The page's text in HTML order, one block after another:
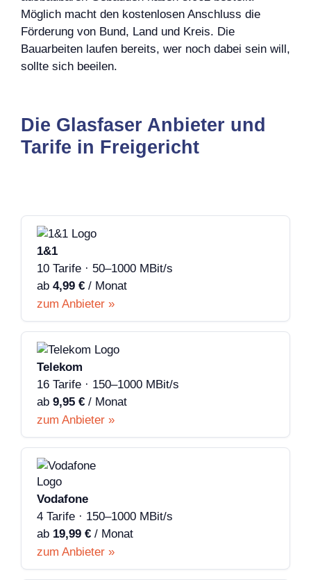
Möglich macht den kostenlosen Anschluss die
Förderung von Bund, Land und Kreis. Die
Bauarbeiten laufen bereits, wer noch dabei sein will,
sollte sich beeilen.
Die Glasfaser Anbieter und
Tarife in Freigericht
1&1
10 Tarife · 50–1000 MBit/s
ab 4,99 € / Monat
zum Anbieter »
Telekom
16 Tarife · 150–1000 MBit/s
ab 9,95 € / Monat
zum Anbieter »
Vodafone
4 Tarife · 150–1000 MBit/s
ab 19,99 € / Monat
zum Anbieter »